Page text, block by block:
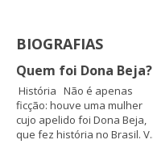
BIOGRAFIAS
Quem foi Dona Beja?
História Não é apenas
ficção: houve uma mulher
cujo apelido foi Dona Beja,
que fez história no Brasil.